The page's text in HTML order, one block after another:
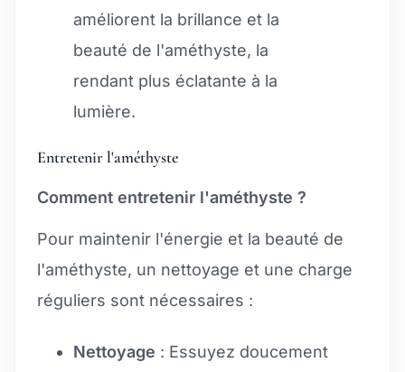
améliorent la brillance et la
beauté de l'améthyste, la
rendant plus éclatante à la
lumière.
Entretenir l'améthyste
Comment entretenir l'améthyste ?
Pour maintenir l'énergie et la beauté de
l'améthyste, un nettoyage et une charge
réguliers sont nécessaires :
Nettoyage : Essuyez doucement